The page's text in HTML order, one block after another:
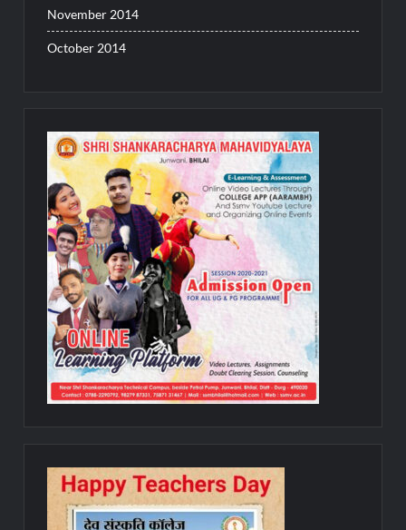
November 2014
October 2014